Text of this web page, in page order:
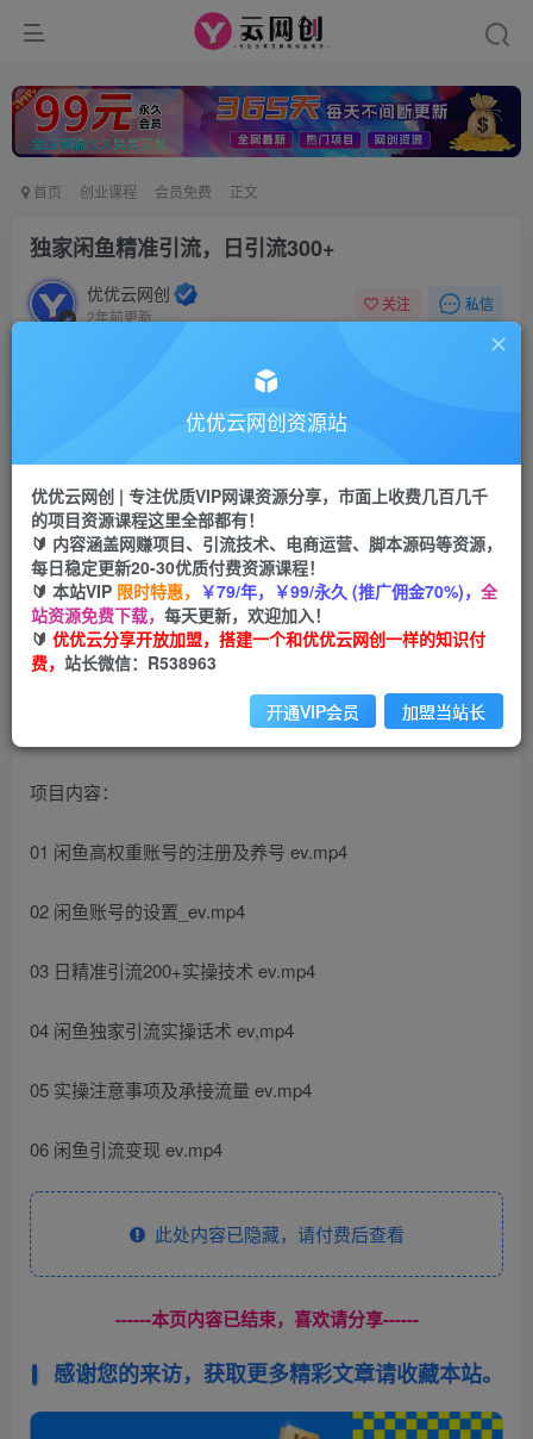
首页 创业课程 会员免费 正文
独家闲鱼精准引流，日引流300+
优优云网创
2年前更新
关注 私信
独家闲鱼精准引流，日引流300+
会员专属资源
会员免费
您暂无购买权限，请先开通会员
开通会员
项目内容：
01 闲鱼高权重账号的注册及养号 ev.mp4
02 闲鱼账号的设置_ev.mp4
03 日精准引流200+实操技术 ev.mp4
04 闲鱼独家引流实操话术 ev,mp4
05 实操注意事项及承接流量 ev.mp4
06 闲鱼引流变现 ev.mp4
此处内容已隐藏，请付费后查看
------本页内容已结束，喜欢请分享------
感谢您的来访，获取更多精彩文章请收藏本站。
优优云网创资源站
优优云网创 | 专注优质VIP网课资源分享，市面上收费几百几千
的项目资源课程这里全部都有！
🔰 内容涵盖网赚项目、引流技术、电商运营、脚本源码等资源，
每日稳定更新20-30优质付费资源课程！
🔰 本站VIP 限时特惠， ￥79/年，￥99/永久 (推广佣金70%)， 全
站资源免费下载， 每天更新，欢迎加入！
🔰 优优云分享开放加盟，搭建一个和优优云网创一样的知识付
费， 站长微信：R538963
开通VIP会员 加盟当站长